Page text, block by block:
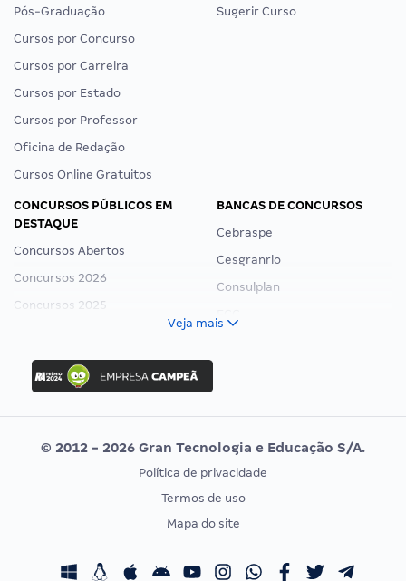
Pós-Graduação
Cursos por Concurso
Cursos por Carreira
Cursos por Estado
Cursos por Professor
Oficina de Redação
Cursos Online Gratuitos
Sugerir Curso
CONCURSOS PÚBLICOS EM
DESTAQUE
Concursos Abertos
Concursos 2026
Concursos 2025
Concurso Ibama
Concurso MPU
Editais publicados
BANCAS DE CONCURSOS
Cebraspe
Cesgranrio
Consulplan
Vunesp
CONCURSOS POR PROFISSÃO
Concursos Fiscais
EXAME DE ORDEM
Calendário OAB
Veja mais
© 2012 - 2026 Gran Tecnologia e Educação S/A.
Política de privacidade
Termos de uso
Mapa do site